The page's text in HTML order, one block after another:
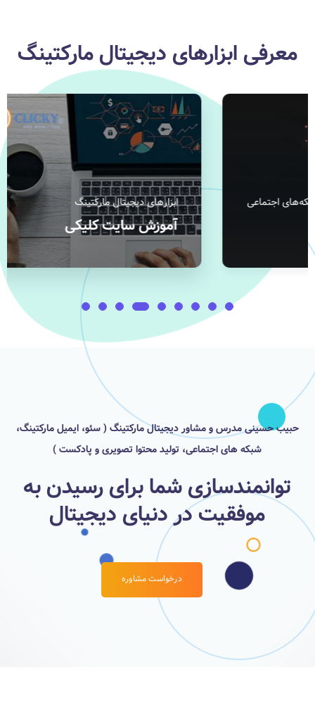
معرفی ابزارهای دیجیتال مارکتینگ
آموزش سایت کلیکی
ابزارهای دیجیتال مارکتینگ
حبیب حسینی مدرس و مشاور دیجیتال مارکتینگ ( سئو، ایمیل مارکتینگ،
شبکه های اجتماعی، تولید محتوا تصویری و پادکست )
توانمندسازی شما برای رسیدن به
موفقیت در دنیای دیجیتال
درخواست مشاوره